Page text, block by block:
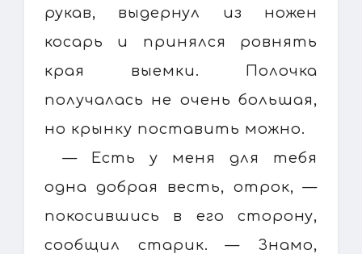
рукав, выдернул из ножен
косарь и принялся ровнять
края выемки. Полочка
получалась не очень большая,
но крынку поставить можно.
— Есть у меня для тебя
одна добрая весть, отрок, —
покосившись в его сторону,
сообщил старик. — Знамо,